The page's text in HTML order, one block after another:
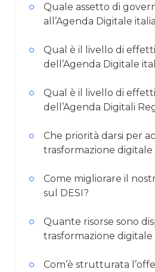
Quale assetto di
all’Agenda Digitale
Qual è il livello di
dell’Agenda Digitale
Qual è il livello di
dell’Agenda Digitali
Che priorità darsi per
trasformazione digitale
Come migliorare il
sul DESI?
Quante risorse sono
trasformazione digitale
Com’è strutturata